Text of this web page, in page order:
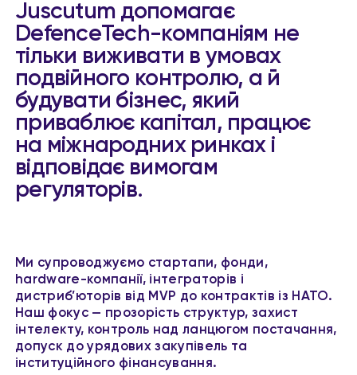
Juscutum допомагає
DefenceTech-компаніям не
тільки виживати в умовах
подвійного контролю, а й
будувати бізнес, який
приваблює капітал, працює
на міжнародних ринках і
відповідає вимогам
регуляторів.
Ми супроводжуємо стартапи, фонди,
hardware-компанії, інтеграторів і
дистриб’юторів від MVP до контрактів із НАТО.
Наш фокус — прозорість структур, захист
інтелекту, контроль над ланцюгом постачання,
допуск до урядових закупівель та
інституційного фінансування.